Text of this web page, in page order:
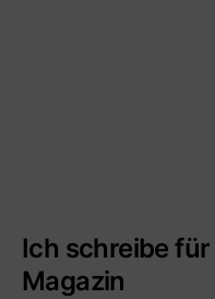
Ich schreibe für
Magazin